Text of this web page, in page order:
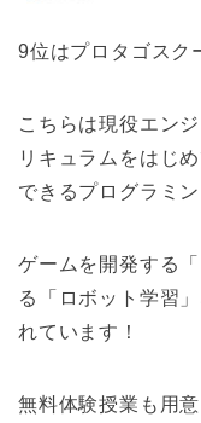
9位はプロタゴスク
こちらは現役エン
リキュラムをはじ
できるプログラミ
ゲームを開発する
る「ロボット学習
れています！
無料体験授業も用